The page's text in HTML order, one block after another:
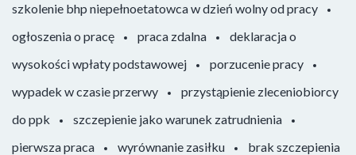
szkolenie bhp niepełnoetatowca w dzień wolny od pracy
ogłoszenia o pracę
praca zdalna
deklaracja o
wysokości wpłaty podstawowej
porzucenie pracy
wypadek w czasie przerwy
przystąpienie zleceniobiorcy
do ppk
szczepienie jako warunek zatrudnienia
pierwsza praca
wyrównanie zasiłku
brak szczepienia